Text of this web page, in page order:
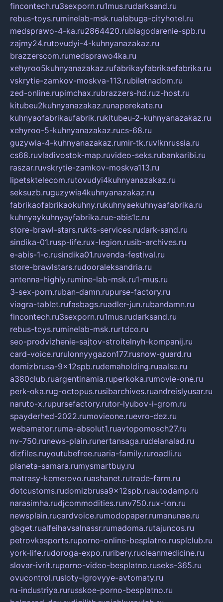
fincontech.ru3sexporn.ru1mus.rudarksand.ru
rebus-toys.ruminelab-msk.rualabuga-cityhotel.ru
medsprawo-4-ka.ru2864420.rublagodarenie-spb.ru
zajmy24.rutovudyi-4-kuhnyanazakaz.ru
brazzerscom.rumedsprawo4ka.ru
xehyroo5kuhnyanazakaz.rufabrikayfabrikaefabrika.ru
vskrytie-zamkov-moskva-113.rubiletnadom.ru
zed-online.rupimchax.rubrazzers-hd.ruz-host.ru
kitubeu2kuhnyanazakaz.runaperekate.ru
kuhnyaofabrikaufabrik.rukitubeu-2-kuhnyanazakaz.ru
xehyroo-5-kuhnyanazakaz.rucs-68.ru
guzywia-4-kuhnyanazakaz.rumir-tk.ruvlknrussia.ru
cs68.ruvladivostok-map.ruvideo-seks.rubankaribi.ru
raszar.ruvskrytie-zamkov-moskva113.ru
lipetsktelecom.rutovudyi4kuhnyanazakaz.ru
seksuzb.ruguzywia4kuhnyanazakaz.ru
fabrikaofabrikaokuhny.rukuhnyaekuhnyaafabrika.ru
kuhnyaykuhnyayfabrika.rue-abis1c.ru
store-brawl-stars.rukts-services.rudark-sand.ru
sindika-01.rusp-life.rux-legion.rusib-archives.ru
e-abis-1-c.rusindika01.ruvenda-festival.ru
store-brawlstars.rudooraleksandria.ru
antenna-highly.rumine-lab-msk.ru1-mus.ru
3-sex-porn.ruban-damn.rupurse-factory.ru
viagra-tablet.rufasbags.ruadler-jun.rubandamn.ru
fincontech.ru3sexporn.ru1mus.rudarksand.ru
rebus-toys.ruminelab-msk.rurtdco.ru
seo-prodvizhenie-sajtov-stroitelnyh-kompanij.ru
card-voice.rurulonnyygazon177.rusnow-guard.ru
domizbrusa-9x12spb.rudemaholding.ruaalse.ru
a380club.ruargentinamia.ruperkoka.rumovie-one.ru
perk-oka.rug-octopus.rusibarchives.ruandreislyusar.ru
naruto-x.rupursefactory.rutor-lyubov-i-grom.ru
spayderhed-2022.rumovieone.ruevro-dez.ru
webamator.ruma-absolut1.ruavtopomosch27.ru
nv-750.runews-plain.runertansaga.rudelanalad.ru
dizfiles.ruyoutubefree.ruaria-family.ruroadli.ru
planeta-samara.rumysmartbuy.ru
matrasy-kemerovo.ruashanet.rutrade-farm.ru
dotcustoms.rudomizbrusa9x12spb.ruautodamp.ru
narasimha.rudjcommodities.runv750.rux-ton.ru
newsplain.rucardvoice.rumodopaper.rumanunae.ru
gbget.rualfeihavsalnassr.rumadoma.rutajuncos.ru
petrovkasports.ruporno-online-besplatno.rusplclub.ru
york-life.rudoroga-expo.ruribery.rucleanmedicine.ru
slovar-ivrit.ruporno-video-besplatno.ruseks-365.ru
ovucontrol.rusloty-igrovyye-avtomaty.ru
ru-industriya.rurusskoe-porno-besplatno.ru